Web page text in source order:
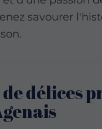
savourer
délices